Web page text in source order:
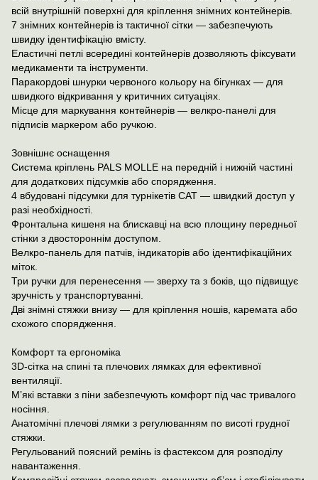
всій внутрішній поверхні для кріплення знімних контейнерів.
7 знімних контейнерів із тактичної сітки — забезпечують
швидку ідентифікацію вмісту.
Еластичні петлі всередині контейнерів дозволяють фіксувати
медикаменти та інструменти.
Паракордові шнурки червоного кольору на бігунках — для
швидкого відкривання у критичних ситуаціях.
Місце для маркування контейнерів — велкро-панелі для
підписів маркером або ручкою.
Зовнішнє оснащення
Система кріплень PALS MOLLE на передній і нижній частині
для додаткових підсумків або спорядження.
4 вбудовані підсумки для турнікетів CAT — швидкий доступ у
разі необхідності.
Фронтальна кишеня на блискавці на всю площину передньої
стінки з двостороннім доступом.
Велкро-панель для патчів, індикаторів або ідентифікаційних
міток.
Три ручки для перенесення — зверху та з боків, що підвищує
зручність у транспортуванні.
Дві знімні стяжки внизу — для кріплення ношів, каремата або
схожого спорядження.
Комфорт та ергономіка
3D-сітка на спині та плечових лямках для ефективної
вентиляції.
М’які вставки з піни забезпечують комфорт під час тривалого
носіння.
Анатомічні плечові лямки з регулюванням по висоті грудної
стяжки.
Регульований поясний ремінь із фастексом для розподілу
навантаження.